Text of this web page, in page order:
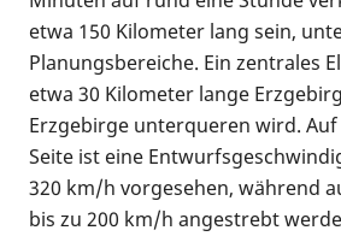
etwa 150 Kilometer lang sein,
Planungsbereiche. Ein zentrales
etwa 30 Kilometer lange
Erzgebirge unterqueren wird.
Seite ist eine
320 km/h vorgesehen, während
bis zu 200 km/h angestrebt